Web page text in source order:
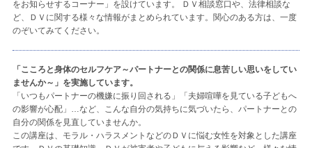
をお知らせするコーナー」を設けています。 ＤＶ相談窓口や、法律相談な
ど、ＤＶに関する様々な情報がまとめられています。関心のある方は、一度
のぞいてみてください。
「こころと身体のセルフケア～パートナーとの関係に息苦しい思いをしてい
ませんか～」を実施しています。
「いつもパートナーの機嫌に振り回される」「夫婦喧嘩を見ている子どもへ
の影響が心配」…など、こんな自分の気持ちに気づいたら、パートナーとの
自分の関係を見直していませんか。
この講座は、モラル・ハラスメントなどのＤＶに悩む女性を対象とした講座